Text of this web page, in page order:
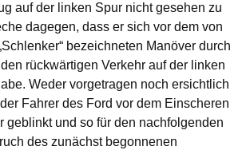
auf der linken Spur nicht gesehen zu
dagegen, dass er sich vor dem von
bezeichneten Manöver durch
rückwärtigen Verkehr auf der linken
Weder vorgetragen noch ersichtlich
Fahrer des Ford vor dem Einscheren
geblinkt und so für den nachfolgenden
des zunächst begonnenen